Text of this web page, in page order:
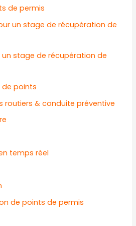
de permis
un stage de récupération de
stage de récupération de
points
routiers & conduite préventive
temps réel
de points de permis